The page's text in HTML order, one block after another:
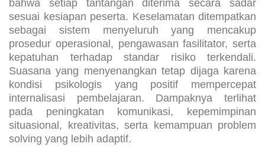
bahwa setiap tantangan diterima secara sadar
sesuai kesiapan peserta. Keselamatan ditempatkan
sebagai sistem menyeluruh yang mencakup
prosedur operasional, pengawasan fasilitator, serta
kepatuhan terhadap standar risiko terkendali.
Suasana yang menyenangkan tetap dijaga karena
kondisi psikologis yang positif mempercepat
internalisasi pembelajaran. Dampaknya terlihat
pada peningkatan komunikasi, kepemimpinan
situasional, kreativitas, serta kemampuan problem
solving yang lebih adaptif.